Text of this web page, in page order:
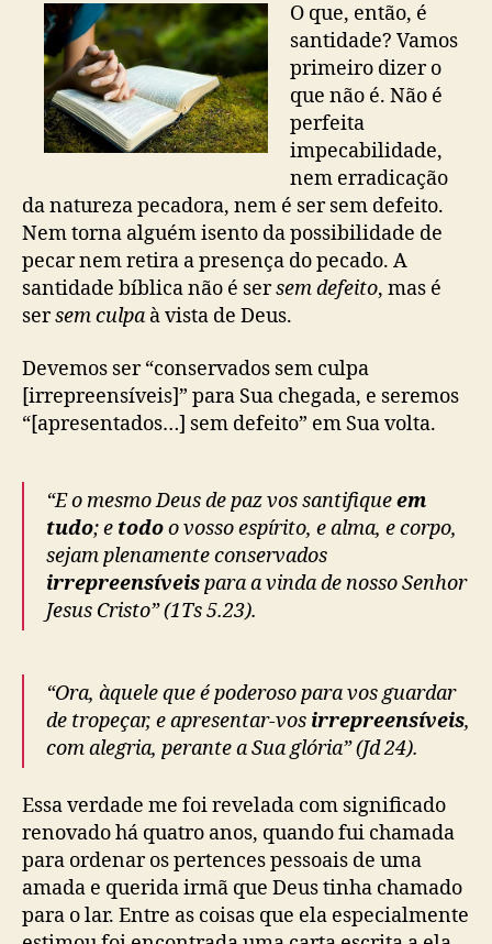
O que, então, é
santidade? Vamos
primeiro dizer o
que não é. Não é
perfeita
impecabilidade,
nem erradicação
da natureza pecadora, nem é ser sem defeito.
Nem torna alguém isento da possibilidade de
pecar nem retira a presença do pecado. A
santidade bíblica não é sersem defeito, mas é
sersem culpa à vista de Deus.
Devemos ser “conservados sem culpa
[irrepreensíveis]” para Sua chegada, e seremos
“[apresentados…] sem defeito” em Sua volta.
“E o mesmo Deus de paz vos santifiqueem
tudo; e todoo vosso espírito, e alma, e corpo,
sejam plenamente conservados
irrepreensíveispara a vinda de nosso Senhor
Jesus Cristo” (1Ts 5.23).
“Ora, àquele que é poderoso para vos guardar
de tropeçar, e apresentar-vos irrepreensíveis,
com alegria, perante a Sua glória” (Jd 24).
Essa verdade me foi revelada com significado
renovado há quatro anos, quando fui chamada
para ordenar os pertences pessoais de uma
amada e querida irmã que Deus tinha chamado
para o lar. Entre as coisas que ela especialmente